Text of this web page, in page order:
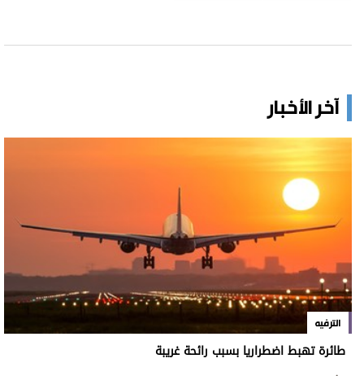
آخر الأخبار
الترفيه
طائرة تهبط اضطراريا بسبب رائحة غريبة